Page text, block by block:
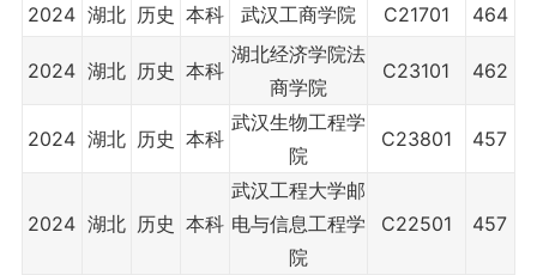
2024 湖北 历史 本科 武汉工商学院 C21701 464
2024 湖北 历史 本科
湖北经济学院法
商学院
C23101 462
2024 湖北 历史 本科
武汉生物工程学
院
C23801 457
2024 湖北 历史 本科
武汉工程大学邮
电与信息工程学
院
C22501 457